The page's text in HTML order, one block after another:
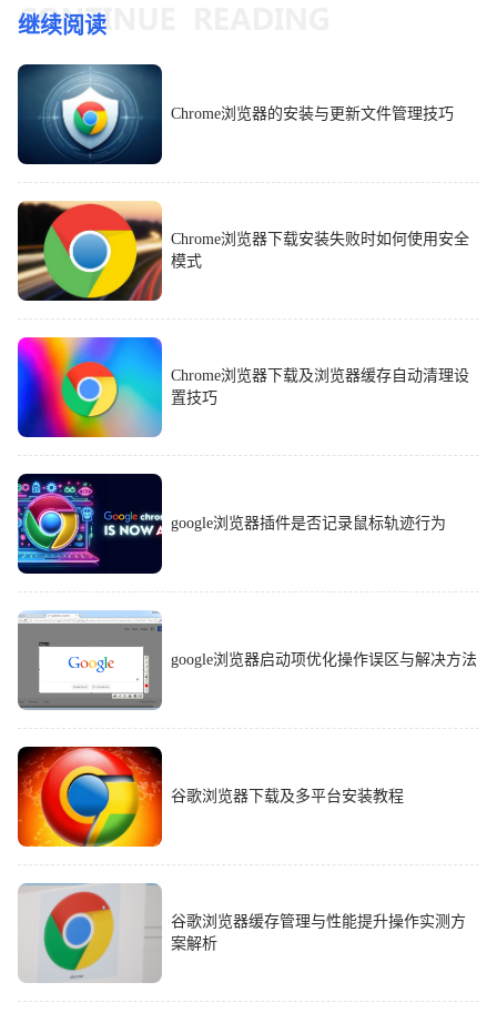
继续阅读
Chrome浏览器的安装与更新文件管理技巧
Chrome浏览器下载安装失败时如何使用安全
模式
Chrome浏览器下载及浏览器缓存自动清理设
置技巧
google浏览器插件是否记录鼠标轨迹行为
google浏览器启动项优化操作误区与解决方法
谷歌浏览器下载及多平台安装教程
谷歌浏览器缓存管理与性能提升操作实测方
案解析